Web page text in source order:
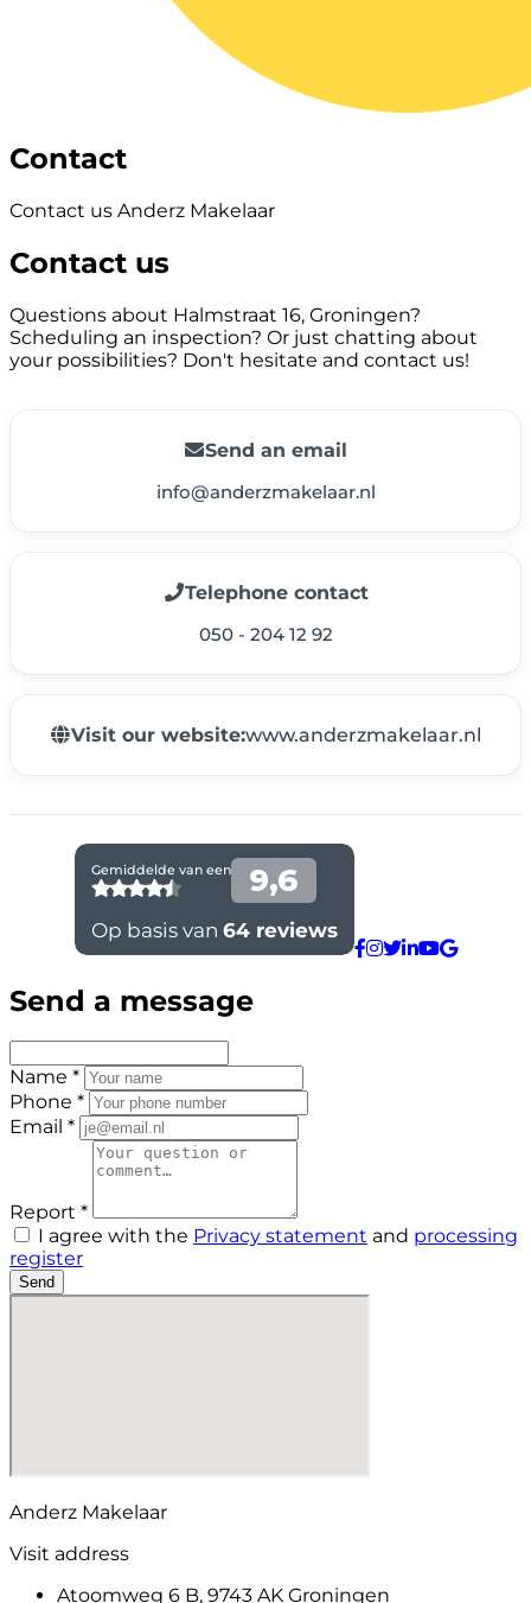
Contact
Contact us Anderz Makelaar
Contact us
Questions about Halmstraat 16, Groningen?
Scheduling an inspection? Or just chatting about
your possibilities? Don't hesitate and contact us!
Send an email
info@anderzmakelaar.nl
Telephone contact
050 - 204 12 92
Visit our website:www.anderzmakelaar.nl
Send a message
Name *
Phone *
Email *
Report *
I agree with the Privacy statement and processing
register
Send
Anderz Makelaar
Visit address
Atoomweg 6 B, 9743 AK Groningen